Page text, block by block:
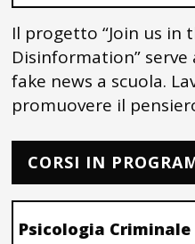
Il progetto “Join us in
Disinformation”
fake news a scuola.
promuovere il
CORSI IN
Psicologia Criminale